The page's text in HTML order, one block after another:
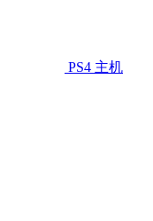
PS4 主机